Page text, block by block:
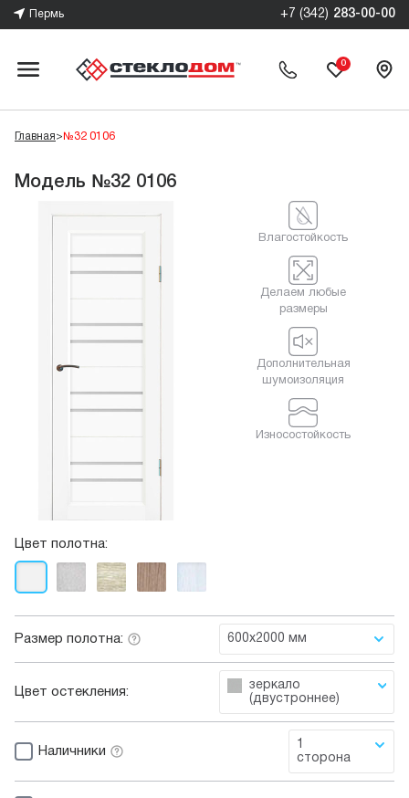
Пермь +7 (342) 283-00-00
0
Главная> №32 0106
Модель №32 0106
Цвет полотна:
Размер полотна: 600x2000 мм
Цвет остекления:
зеркало
(двустроннее)
Наличники
1
сторона
Влагостойкость
Делаем любые
размеры
Дополнительная
шумоизоляция
Износостойкость